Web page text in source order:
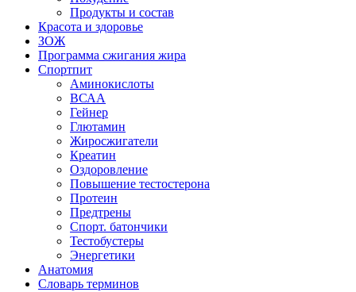
Продукты и состав
Красота и здоровье
ЗОЖ
Программа сжигания жира
Спортпит
Аминокислоты
ВСАА
Гейнер
Глютамин
Жиросжигатели
Креатин
Оздоровление
Повышение тестостерона
Протеин
Предтрены
Спорт. батончики
Тестобустеры
Энергетики
Анатомия
Словарь терминов